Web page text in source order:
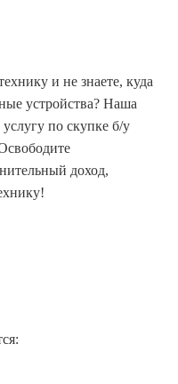
и не знаете, куда
устройства? Наша
по скупке б/у
доход,